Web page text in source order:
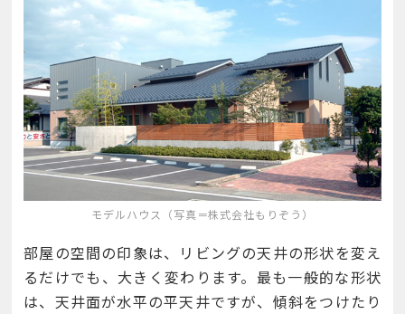
モデルハウス（写真＝株式会社もりぞう）
部屋の空間の印象は、リビングの天井の形状を変え
るだけでも、大きく変わります。最も一般的な形状
は、天井面が水平の平天井ですが、傾斜をつけたり